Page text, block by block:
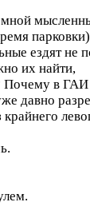
ездят не
их найти,
Почему в
давно